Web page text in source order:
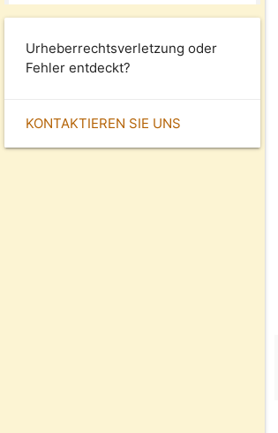
Urheberrechtsverletzung oder
Fehler entdeckt?
KONTAKTIEREN SIE UNS